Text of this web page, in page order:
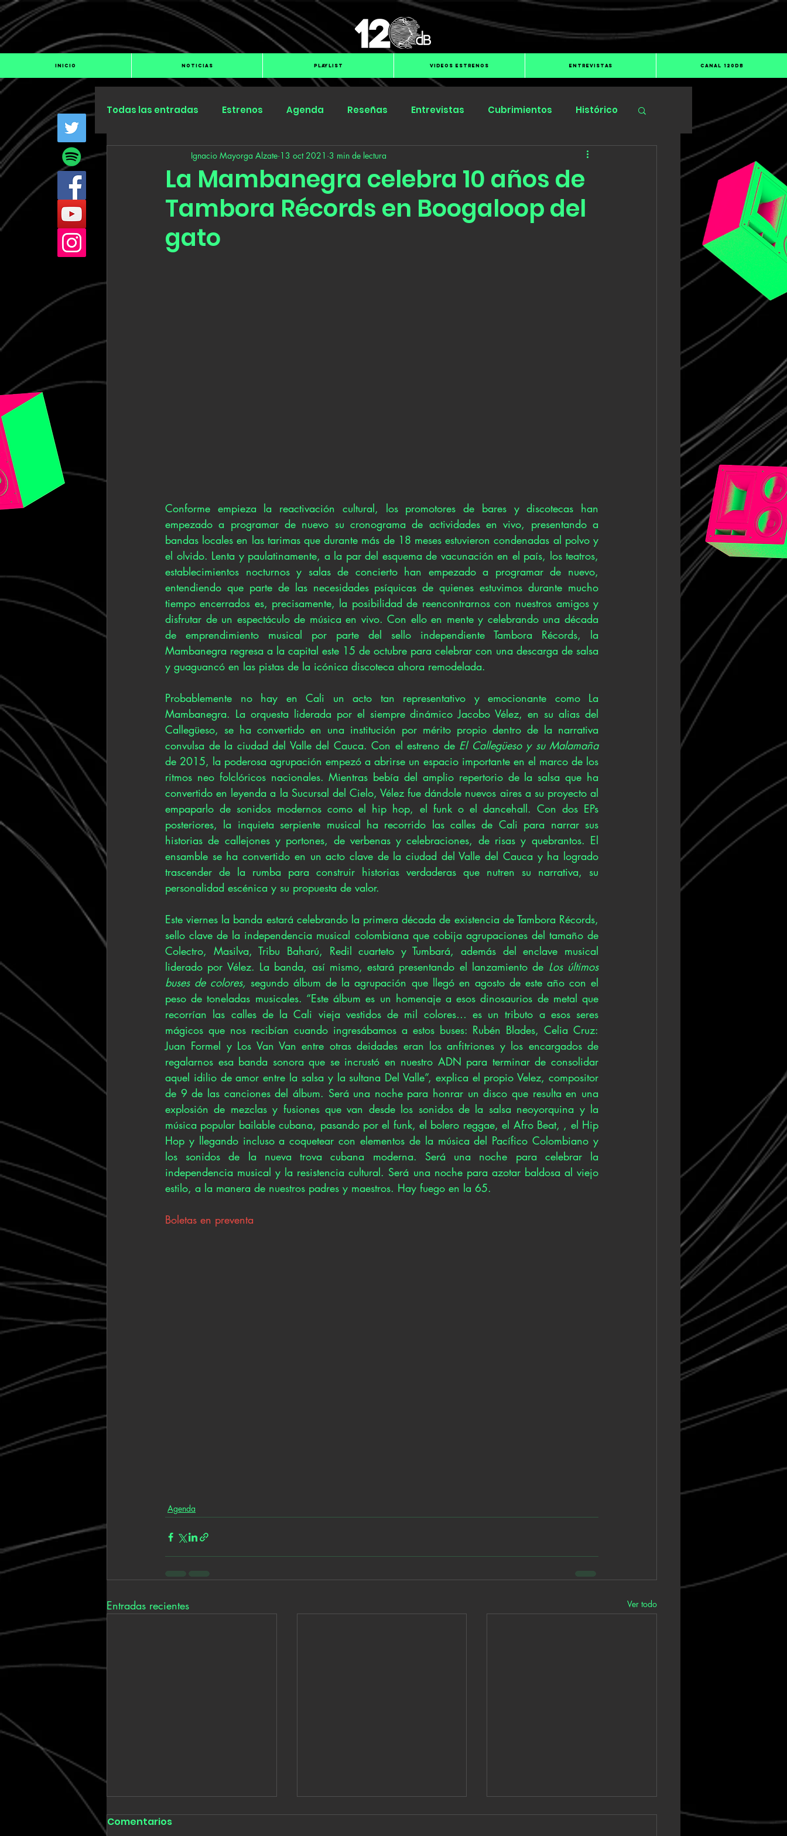
INICIO NOTICIAS PLAYLIST VIDEOS ESTRENOS ENTREVISTAS CANAL 120dB
Todas las entradas Estrenos Agenda Reseñas Entrevistas Cubrimientos Histórico
Especiales Submit Hub Groover
La Mambanegra celebra 10 años de
Tambora Récords en Boogaloop del
gato
Ignacio Mayorga Alzate 13 oct 2021 3 min de lectura
Conforme empieza la reactivación cultural, los promotores de bares y discotecas han
empezado a programar de nuevo su cronograma de actividades en vivo, presentando a
bandas locales en las tarimas que durante más de 18 meses estuvieron condenadas al polvo y
el olvido. Lenta y paulatinamente, a la par del esquema de vacunación en el país, los teatros,
establecimientos nocturnos y salas de concierto han empezado a programar de nuevo,
entendiendo que parte de las necesidades psíquicas de quienes estuvimos durante mucho
tiempo encerrados es, precisamente, la posibilidad de reencontrarnos con nuestros amigos y
disfrutar de un espectáculo de música en vivo. Con ello en mente y celebrando una década
de emprendimiento musical por parte del sello independiente Tambora Récords, la
Mambanegra regresa a la capital este 15 de octubre para celebrar con una descarga de salsa
y guaguancó en las pistas de la icónica discoteca ahora remodelada.
Probablemente no hay en Cali un acto tan representativo y emocionante como La
Mambanegra. La orquesta liderada por el siempre dinámico Jacobo Vélez, en su alias del
Callegüeso, se ha convertido en una institución por mérito propio dentro de la narrativa
convulsa de la ciudad del Valle del Cauca. Con el estreno de El Callegüeso y su Malamaña
de 2015, la poderosa agrupación empezó a abrirse un espacio importante en el marco de los
ritmos neo folclóricos nacionales. Mientras bebía del amplio repertorio de la salsa que ha
convertido en leyenda a la Sucursal del Cielo, Vélez fue dándole nuevos aires a su proyecto al
empaparlo de sonidos modernos como el hip hop, el funk o el dancehall. Con dos EPs
posteriores, la inquieta serpiente musical ha recorrido las calles de Cali para narrar sus
historias de callejones y portones, de verbenas y celebraciones, de risas y quebrantos. El
ensamble se ha convertido en un acto clave de la ciudad del Valle del Cauca y ha logrado
trascender de la rumba para construir historias verdaderas que nutren su narrativa, su
personalidad escénica y su propuesta de valor.
Este viernes la banda estará celebrando la primera década de existencia de Tambora Récords,
sello clave de la independencia musical colombiana que cobija agrupaciones del tamaño de
Colectro, Masilva, Tribu Baharú, Redil cuarteto y Tumbará, además del enclave musical
liderado por Vélez. La banda, así mismo, estará presentando el lanzamiento de Los últimos
buses de colores, segundo álbum de la agrupación que llegó en agosto de este año con el
peso de toneladas musicales. “Este álbum es un homenaje a esos dinosaurios de metal que
recorrían las calles de la Cali vieja vestidos de mil colores… es un tributo a esos seres
mágicos que nos recibían cuando ingresábamos a estos buses: Rubén Blades, Celia Cruz:
Juan Formel y Los Van Van entre otras deidades eran los anfitriones y los encargados de
regalarnos esa banda sonora que se incrustó en nuestro ADN para terminar de consolidar
aquel idilio de amor entre la salsa y la sultana Del Valle”, explica el propio Velez, compositor
de 9 de las canciones del álbum. Será una noche para honrar un disco que resulta en una
explosión de mezclas y fusiones que van desde los sonidos de la salsa neoyorquina y la
música popular bailable cubana, pasando por el funk, el bolero reggae, el Afro Beat, , el Hip
Hop y llegando incluso a coquetear con elementos de la música del Pacífico Colombiano y
los sonidos de la nueva trova cubana moderna. Será una noche para celebrar la
independencia musical y la resistencia cultural. Será una noche para azotar baldosa al viejo
estilo, a la manera de nuestros padres y maestros. Hay fuego en la 65.
Boletas en preventa
Agenda
Entradas recientes Ver todo
Comentarios